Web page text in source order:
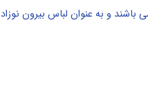
باشند و به عنوان لباس بیرون